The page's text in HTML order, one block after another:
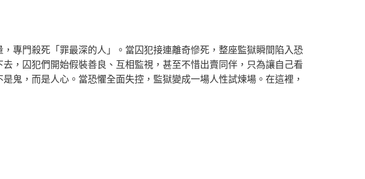
專門殺死「罪最深的人」。當囚犯接連離奇慘死，整座監獄瞬間陷入恐
，囚犯們開始假裝善良、互相監視，甚至不惜出賣同伴，只為讓自己看
鬼，而是人心。當恐懼全面失控，監獄變成一場人性試煉場。在這裡，